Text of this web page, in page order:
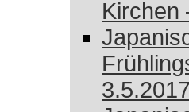
Kirchen
3.5.2017